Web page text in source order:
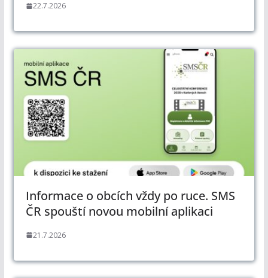
22.7.2026
Informace o obcích vždy po ruce. SMS
ČR spouští novou mobilní aplikaci
21.7.2026